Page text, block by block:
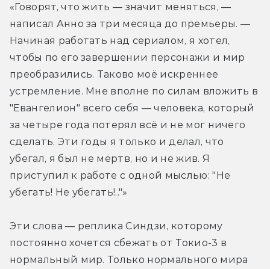
«Говорят, что жить — значит меняться, —
написал Анно за три месяца до премьеры. —
Начиная работать над сериалом, я хотел,
чтобы по его завершении персонажи и мир
преобразились. Таково моё искреннее
устремление. Мне вполне по силам вложить в
"Евангелион" всего себя — человека, который
за четыре года потерял всё и не мог ничего
сделать. Эти годы я только и делал, что
убегал, я был не мёртв, но и не жив. Я
приступил к работе с одной мыслью: "Не
убегать! Не убегать!.."»
Эти слова — реплика Синдзи, которому
постоянно хочется сбежать от Токио-3 в
нормальный мир. Только нормального мира